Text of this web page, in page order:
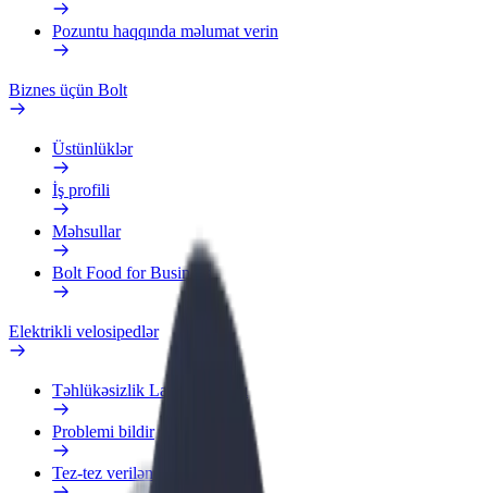
Pozuntu haqqında məlumat verin
Biznes üçün Bolt
Üstünlüklər
İş profili
Məhsullar
Bolt Food for Business
Elektrikli velosipedlər
Təhlükəsizlik Laboratoriyası
Problemi bildir
Tez-tez verilən suallar